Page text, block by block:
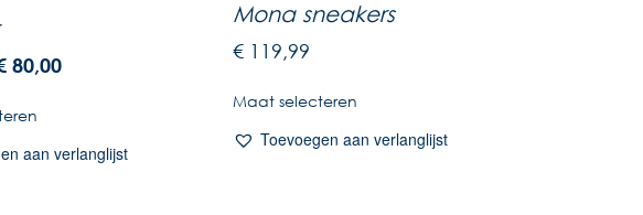
80,00
aan verlanglijst
Mona sneakers
€ 119,99
Maat selecteren
Toevoegen aan verlanglijst